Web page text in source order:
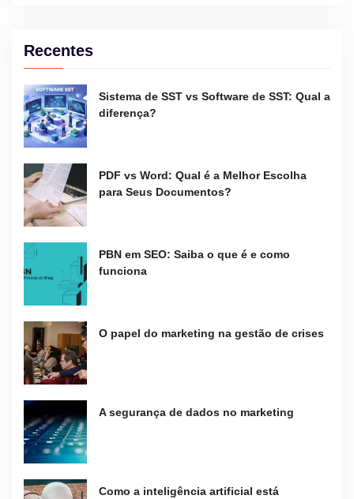
Recentes
Sistema de SST vs Software de SST: Qual a
diferença?
PDF vs Word: Qual é a Melhor Escolha
para Seus Documentos?
PBN em SEO: Saiba o que é e como
funciona
O papel do marketing na gestão de crises
A segurança de dados no marketing
Como a inteligência artificial está